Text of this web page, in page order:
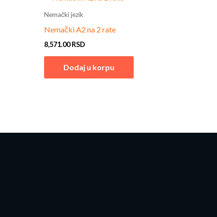
Nemački jezik
Nemački A2 na 2 rate
8,571.00RSD
Dodaj u korpu